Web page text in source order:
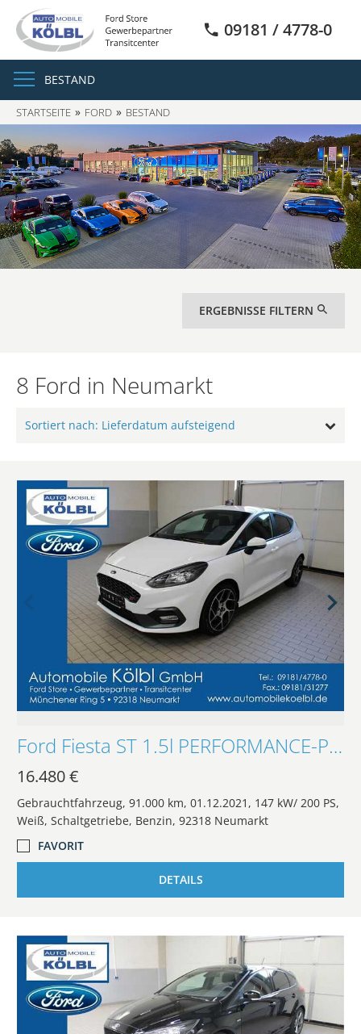
09181 / 4778-0
BESTAND
STARTSEITE FORD BESTAND
ERGEBNISSE FILTERN
8 Ford in Neumarkt
Sortiert nach: Lieferdatum aufsteigend
Ford Fiesta ST 1.5l PERFORMANCE-PAKET/RECARO/KAMERA/
16.480 €
Gebrauchtfahrzeug 91.000 km 01.12.2021
147 kW/ 200 PS
Weiß Schaltgetriebe Benzin 92318 Neumarkt
FAVORIT
DETAILS